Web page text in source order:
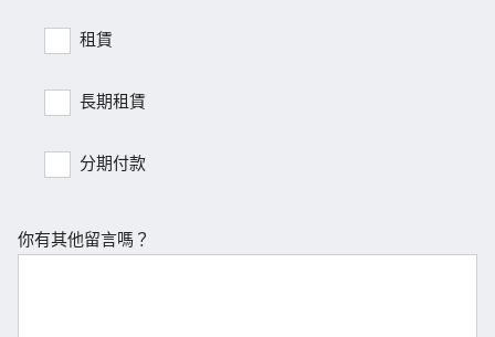
租賃
長期租賃
分期付款
你有其他留言嗎？